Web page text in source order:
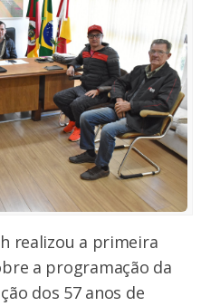
realizou a primeira
a programação da
dos 57 anos de